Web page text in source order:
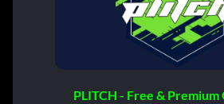
PLITCH - Free & Premium